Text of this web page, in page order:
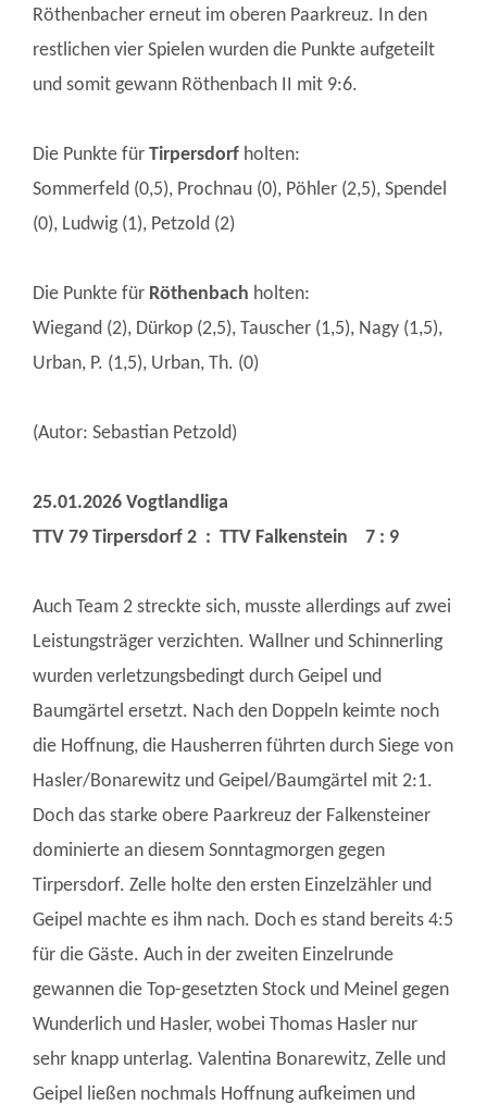
Röthenbacher erneut im oberen Paarkreuz. In den
restlichen vier Spielen wurden die Punkte aufgeteilt
und somit gewann Röthenbach II mit 9:6.
Die Punkte für Tirpersdorfholten:
Sommerfeld (0,5), Prochnau (0), Pöhler (2,5), Spendel
(0), Ludwig (1), Petzold (2)
Die Punkte für Röthenbach holten:
Wiegand (2), Dürkop (2,5), Tauscher (1,5), Nagy (1,5),
Urban, P. (1,5), Urban, Th. (0)
(Autor: Sebastian Petzold)
25.01.2026 Vogtlandliga
TTV 79 Tirpersdorf 2 : TTV Falkenstein 7 : 9
Auch Team 2 streckte sich, musste allerdings auf zwei
Leistungsträger verzichten. Wallner und Schinnerling
wurden verletzungsbedingt durch Geipel und
Baumgärtel ersetzt. Nach den Doppeln keimte noch
die Hoffnung, die Hausherren führten durch Siege von
Hasler/Bonarewitz und Geipel/Baumgärtel mit 2:1.
Doch das starke obere Paarkreuz der Falkensteiner
dominierte an diesem Sonntagmorgen gegen
Tirpersdorf. Zelle holte den ersten Einzelzähler und
Geipel machte es ihm nach. Doch es stand bereits 4:5
für die Gäste. Auch in der zweiten Einzelrunde
gewannen die Top-gesetzten Stock und Meinel gegen
Wunderlich und Hasler, wobei Thomas Hasler nur
sehr knapp unterlag. Valentina Bonarewitz, Zelle und
Geipel ließen nochmals Hoffnung aufkeimen und